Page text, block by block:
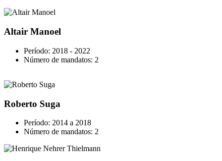
Altair Manoel
Período: 2018 - 2022
Número de mandatos: 2
Roberto Suga
Período: 2014 a 2018
Número de mandatos: 2